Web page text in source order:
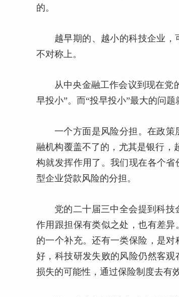
的。
越早期的、越小的科技企业
不对称上。
从中央金融工作会议到现在党
早投小”。而“投早投小”最大的问
一个方面是风险分担。在政
融机构覆盖不了的，尤其是银行，
构就发挥作用了。我们现在各个
型企业贷款风险的分担。
党的二十届三中全会提到科
作用跟担保有类似之处，也有差
的一个补充。还有一类保险，是
好，科技研发失败的风险仍然客
损失的可能性，通过保险制度去有